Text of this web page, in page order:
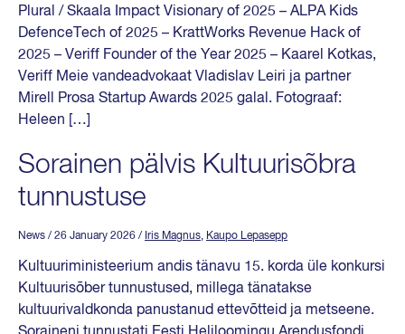
Plural / Skaala Impact Visionary of 2025 – ALPA Kids
DefenceTech of 2025 – KrattWorks Revenue Hack of
2025 – Veriff Founder of the Year 2025 – Kaarel Kotkas,
Veriff Meie vandeadvokaat Vladislav Leiri ja partner
Mirell Prosa Startup Awards 2025 galal. Fotograaf:
Heleen […]
Sorainen pälvis Kultuurisõbra
tunnustuse
News / 26 January 2026 / Iris Magnus, Kaupo Lepasepp
Kultuuriministeerium andis tänavu 15. korda üle konkursi
Kultuurisõber tunnustused, millega tänatakse
kultuurivaldkonda panustanud ettevõtteid ja metseene.